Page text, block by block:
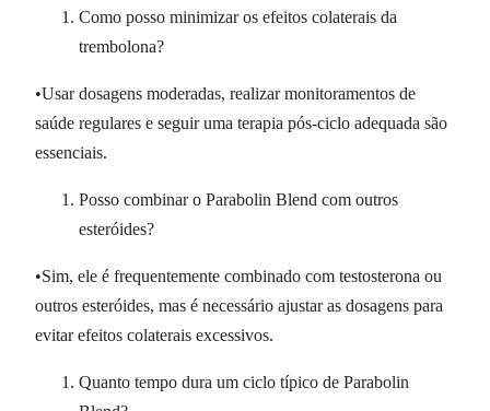
Como posso minimizar os efeitos colaterais da
trembolona?
•Usar dosagens moderadas, realizar monitoramentos de
saúde regulares e seguir uma terapia pós-ciclo adequada são
essenciais.
Posso combinar o Parabolin Blend com outros
esteróides?
•Sim, ele é frequentemente combinado com testosterona ou
outros esteróides, mas é necessário ajustar as dosagens para
evitar efeitos colaterais excessivos.
Quanto tempo dura um ciclo típico de Parabolin